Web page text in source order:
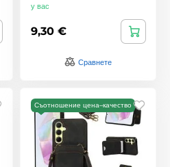
у вас
9,30 €
Сравнете
Съотношение цена–качество